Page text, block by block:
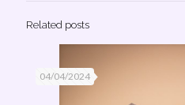
Related posts
04/04/2024